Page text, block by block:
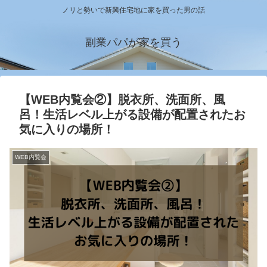
ノリと勢いで新興住宅地に家を買った男の話
副業パパが家を買う
【WEB内覧会②】脱衣所、洗面所、風
呂！生活レベル上がる設備が配置されたお
気に入りの場所！
WEB内覧会